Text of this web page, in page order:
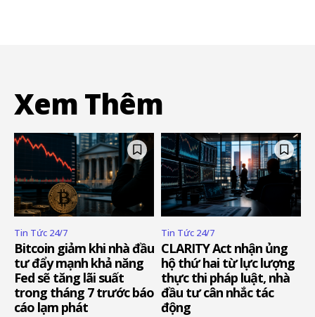
Xem Thêm
Tin Tức 24/7
Bitcoin giảm khi nhà đầu
tư đẩy mạnh khả năng
Fed sẽ tăng lãi suất
trong tháng 7 trước báo
cáo lạm phát
Tin Tức 24/7
CLARITY Act nhận ủng
hộ thứ hai từ lực lượng
thực thi pháp luật, nhà
đầu tư cân nhắc tác
động